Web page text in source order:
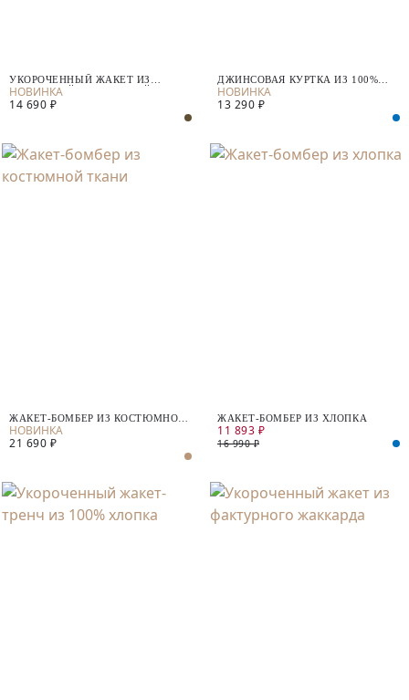
УКОРОЧЕННЫЙ ЖАКЕТ ИЗ
ФАКТУРНОЙ КОСТЮМНОЙ ТКАНИ
14 690 ₽
ДЖИНСОВАЯ КУРТКА ИЗ 100%
ХЛОПКА
13 290 ₽
ЖАКЕТ-БОМБЕР ИЗ КОСТЮМНОЙ
ТКАНИ
21 690 ₽
ЖАКЕТ-БОМБЕР ИЗ ХЛОПКА
11 893 ₽
16 990 ₽